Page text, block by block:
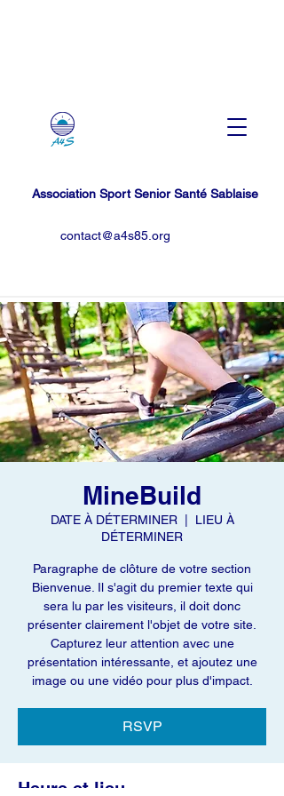
contact@a4s85.org
Association Sport Senior Santé Sablaise
MineBuild
DATE À DÉTERMINER
  |
LIEU À
DÉTERMINER
Paragraphe de clôture de votre section
Bienvenue. Il s'agit du premier texte qui
sera lu par les visiteurs, il doit donc
présenter clairement l'objet de votre site.
Capturez leur attention avec une
présentation intéressante, et ajoutez une
image ou une vidéo pour plus d'impact.
RSVP
Heure et lieu